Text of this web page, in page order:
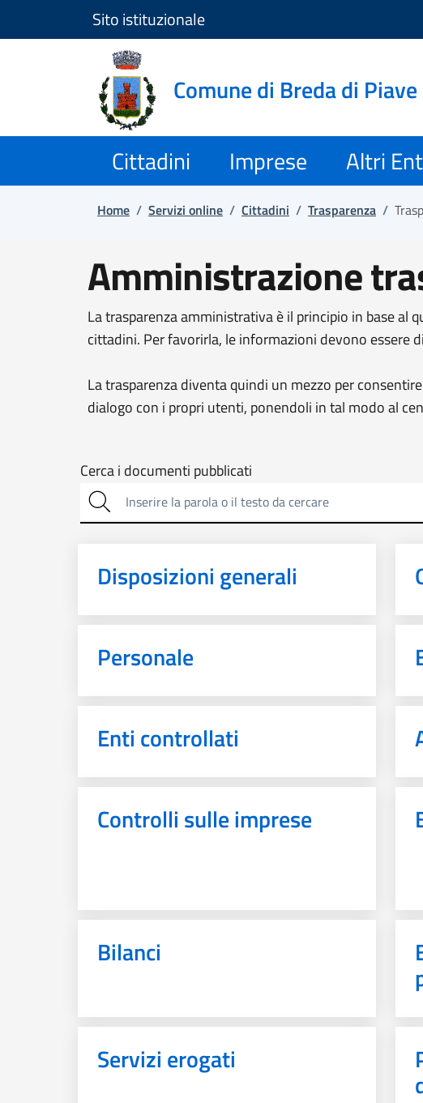
Salta e vai al contenuto
Salta e vai al footer
Sito istituzionale
Comune di Breda di Piave
Cittadini Imprese Altri
Home / Servizi online / Cittadini / Trasparenza /
Amministrazione
La trasparenza amministrativa è il principio in base al
cittadini. Per favorirla, le informazioni devono essere
La trasparenza diventa quindi un mezzo per
dialogo con i propri utenti, ponendoli in tal modo al
Cerca
sulla
trasparenza
Cerca i documenti pubblicati
Disposizioni generali
Personale
Enti controllati
Controlli sulle imprese
Bilanci
Servizi erogati